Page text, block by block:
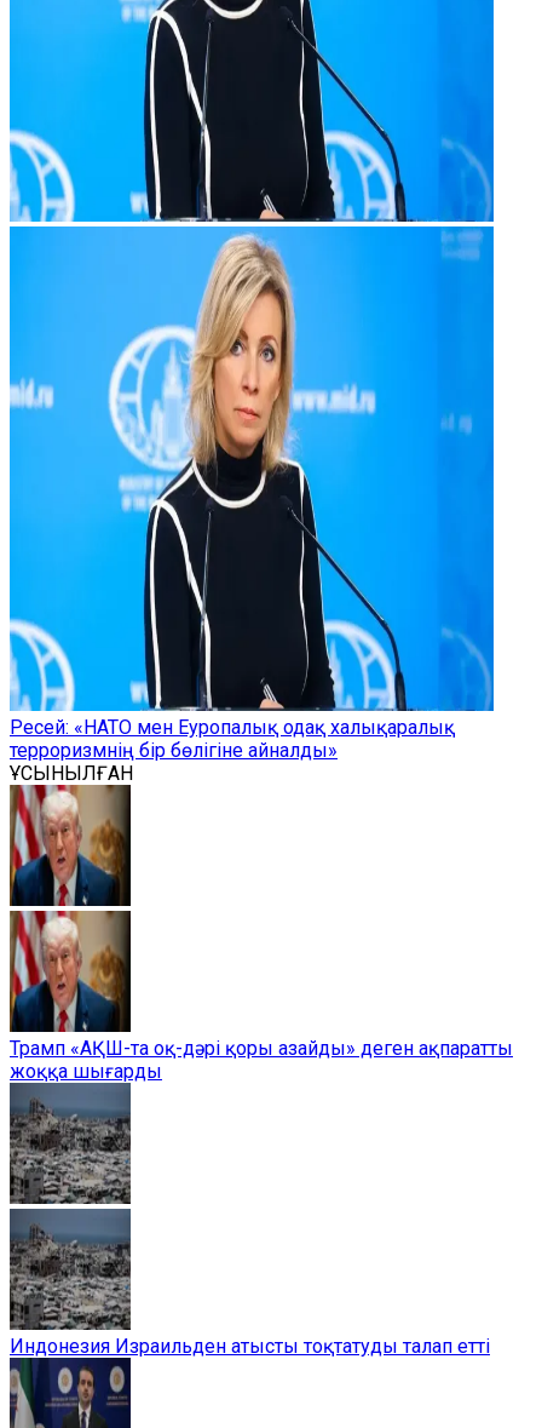
Ресей: «НАТО мен Еуропалық одақ халықаралық
терроризмнің бір бөлігіне айналды»
ҰСЫНЫЛҒАН
Трамп «АҚШ-та оқ-дәрі қоры азайды» деген ақпаратты
жоққа шығарды
Индонезия Израильден атысты тоқтатуды талап етті